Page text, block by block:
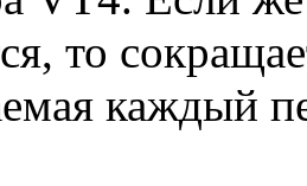
то
каждый